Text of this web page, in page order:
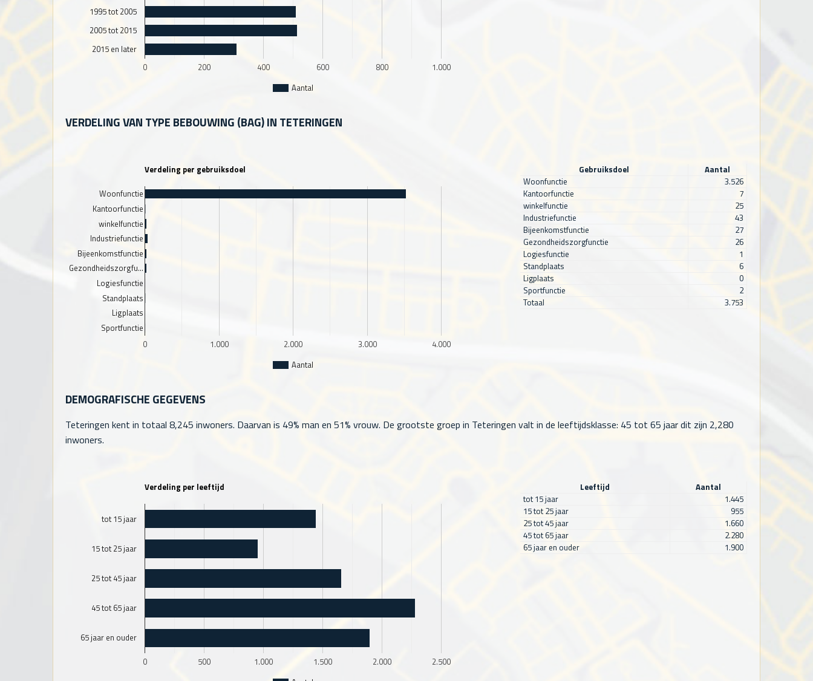
Aantal
0 200 400 600 800 1.000
1995 tot 2005
2005 tot 2015
2015 en later
VERDELING VAN TYPE BEBOUWING (BAG) IN TETERINGEN
Verdeling per gebruiksdoel
Aantal
0 1.000 2.000 3.000 4.000
Woonfunctie
Kantoorfunctie
winkelfunctie
Industriefunctie
Bijeenkomstfunctie
Gezondheidszorgfu…
Logiesfunctie
Standplaats
Ligplaats
Sportfunctie
Gebruiksdoel
Aantal
Woonfunctie
3.526
Kantoorfunctie
7
winkelfunctie
25
Industriefunctie
43
Bijeenkomstfunctie
27
Gezondheidszorgfunctie
26
Logiesfunctie
1
Standplaats
6
Ligplaats
0
Sportfunctie
2
Totaal
3.753
DEMOGRAFISCHE GEGEVENS
Teteringen kent in totaal 8,245 inwoners. Daarvan is 49% man en 51% vrouw. De grootste groep in Teteringen valt in de leeftijdsklasse: 45 tot 65 jaar dit zijn 2,280
inwoners.
Verdeling per leeftijd
0 500 1.000 1.500 2.000 2.500
tot 15 jaar
15 tot 25 jaar
25 tot 45 jaar
45 tot 65 jaar
65 jaar en ouder
Leeftijd
Aantal
tot 15 jaar
1.445
15 tot 25 jaar
955
25 tot 45 jaar
1.660
45 tot 65 jaar
2.280
65 jaar en ouder
1.900